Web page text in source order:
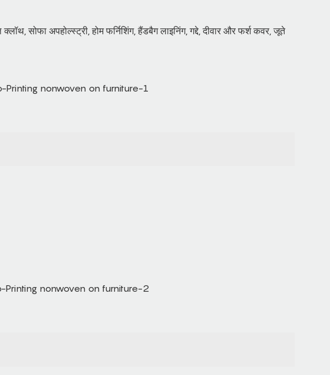
सोफा अपहोल्स्ट्री, होम फर्निशिंग, हैंडबैग लाइनिंग, गद्दे, दीवार और फर्श कवर, जूते